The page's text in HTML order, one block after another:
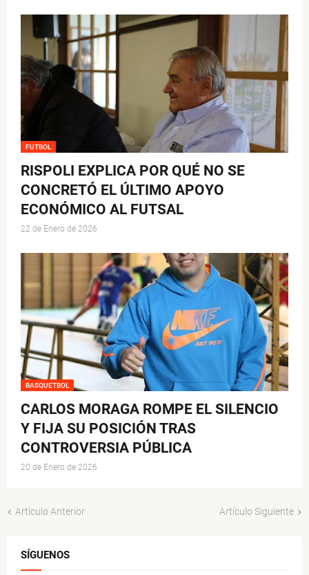
FUTBOL
RISPOLI EXPLICA POR QUÉ NO SE
CONCRETÓ EL ÚLTIMO APOYO
ECONÓMICO AL FUTSAL
22 de Enero de 2026
BASQUETBOL
CARLOS MORAGA ROMPE EL SILENCIO
Y FIJA SU POSICIÓN TRAS
CONTROVERSIA PÚBLICA
20 de Enero de 2026
Artículo Anterior Artículo Siguiente
SÍGUENOS